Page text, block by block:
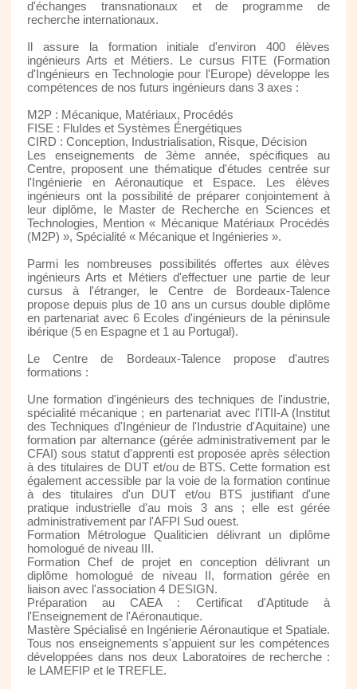
d'échanges transnationaux et de programme de
recherche internationaux.
Il assure la formation initiale d'environ 400 élèves
ingénieurs Arts et Métiers. Le cursus FITE (Formation
d'Ingénieurs en Technologie pour l'Europe) développe les
compétences de nos futurs ingénieurs dans 3 axes :
M2P : Mécanique, Matériaux, Procédés
FISE : FluIdes et Systèmes Énergétiques
CIRD : Conception, Industrialisation, Risque, Décision
Les enseignements de 3ème année, spécifiques au
Centre, proposent une thématique d'études centrée sur
l'Ingénierie en Aéronautique et Espace. Les élèves
ingénieurs ont la possibilité de préparer conjointement à
leur diplôme, le Master de Recherche en Sciences et
Technologies, Mention « Mécanique Matériaux Procédés
(M2P) », Spécialité « Mécanique et Ingénieries ».
Parmi les nombreuses possibilités offertes aux élèves
ingénieurs Arts et Métiers d'effectuer une partie de leur
cursus à l'étranger, le Centre de Bordeaux-Talence
propose depuis plus de 10 ans un cursus double diplôme
en partenariat avec 6 Ecoles d'ingénieurs de la péninsule
ibérique (5 en Espagne et 1 au Portugal).
Le Centre de Bordeaux-Talence propose d'autres
formations :
Une formation d'ingénieurs des techniques de l'industrie,
spécialité mécanique ; en partenariat avec l'ITII-A (Institut
des Techniques d'Ingénieur de l'Industrie d'Aquitaine) une
formation par alternance (gérée administrativement par le
CFAI) sous statut d'apprenti est proposée après sélection
à des titulaires de DUT et/ou de BTS. Cette formation est
également accessible par la voie de la formation continue
à des titulaires d'un DUT et/ou BTS justifiant d'une
pratique industrielle d'au mois 3 ans ; elle est gérée
administrativement par l'AFPI Sud ouest.
Formation Métrologue Qualiticien délivrant un diplôme
homologué de niveau III.
Formation Chef de projet en conception délivrant un
diplôme homologué de niveau II, formation gérée en
liaison avec l'association 4 DESIGN.
Préparation au CAEA : Certificat d'Aptitude à
l'Enseignement de l'Aéronautique.
Mastère Spécialisé en Ingénierie Aéronautique et Spatiale.
Tous nos enseignements s'appuient sur les compétences
développées dans nos deux Laboratoires de recherche :
le LAMEFIP et le TREFLE.